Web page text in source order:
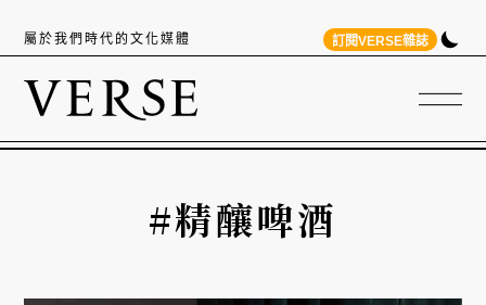
屬於我們時代的文化媒體 訂閱VERSE雜誌
#精釀啤酒